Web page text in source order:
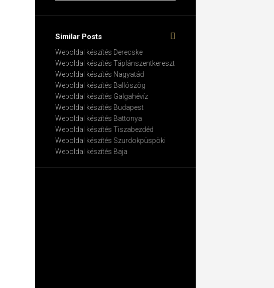
Similar Posts
Weboldal készítés​ Derecske
Weboldal készítés​ Táplánszentkereszt
Weboldal készítés​ Nagyatád
Weboldal készítés​ Ballószög
Weboldal készítés​ Galgahévíz
Weboldal készítés​ Budapest
Weboldal készítés​ Battonya
Weboldal készítés​ Tiszabezdéd
Weboldal készítés​ Szurdokpüspöki
Weboldal készítés​ Baja